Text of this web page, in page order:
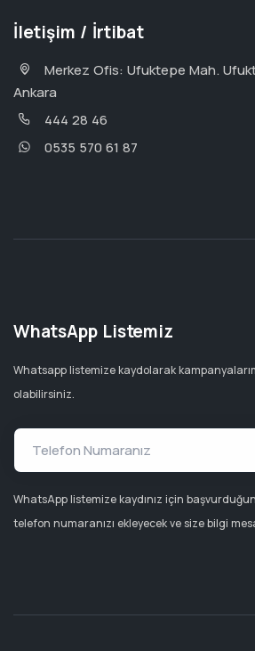
İletişim / İrtibat
Merkez Ofis: Ufuktepe Mah.
Ankara
444 28 46
0535 570 61 87
WhatsApp Listemiz
Whatsapp listemize kaydolarak
olabilirsiniz.
WhatsApp listemize kaydınız için
telefon numaranızı ekleyecek ve size bilgi